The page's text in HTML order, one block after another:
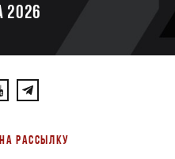
2026
РАССЫЛКУ